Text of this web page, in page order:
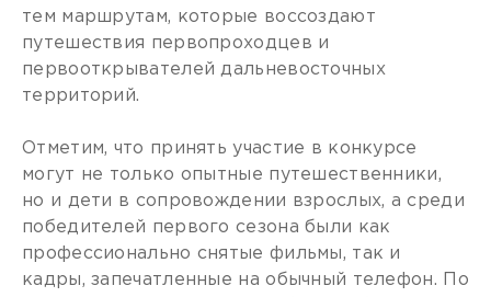
тем маршрутам, которые воссоздают
путешествия первопроходцев и
первооткрывателей дальневосточных
территорий.
Отметим, что принять участие в конкурсе
могут не только опытные путешественники,
но и дети в сопровождении взрослых, а среди
победителей первого сезона были как
профессионально снятые фильмы, так и
кадры, запечатленные на обычный телефон. По